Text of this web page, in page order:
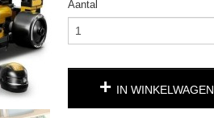
Aantal
IN WINKELWAGEN